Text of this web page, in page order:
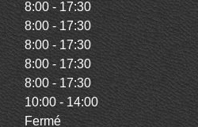
8:00 - 17:30
8:00 - 17:30
8:00 - 17:30
8:00 - 17:30
8:00 - 17:30
10:00 - 14:00
Fermé